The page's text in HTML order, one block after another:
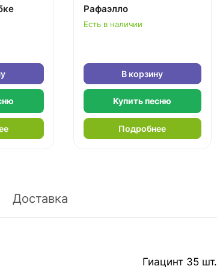
Рафаэлло
Есть в наличии
В корзину
Купить песню
Подробнее
Доставка
Гиацинт 35 шт.